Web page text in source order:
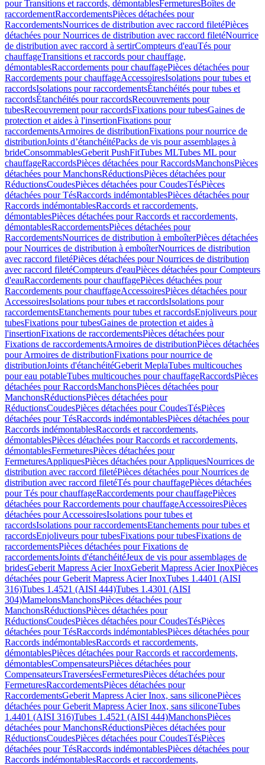
pour Transitions et raccords, démontablesFermeturesBoîtes de
raccordementRaccordementsPièces détachées pour
RaccordementsNourrices de distribution avec raccord filetéPièces
détachées pour Nourrices de distribution avec raccord filetéNourrice
de distribution avec raccord à sertirCompteurs d'eauTés pour
chauffageTransitions et raccords pour chauffage,
démontablesRaccordements pour chauffagePièces détachées pour
Raccordements pour chauffageAccessoiresIsolations pour tubes et
raccordsIsolations pour raccordementsÉtanchéités pour tubes et
raccordsÉtanchéités pour raccordsRecouvrements pour
tubesRecouvrement pour raccordsFixations pour tubesGaines de
protection et aides à l'insertionFixations pour
raccordementsArmoires de distributionFixations pour nourrice de
distributionJoints d’étanchéitéPacks de vis pour assemblages à
brideConsommablesGeberit PushFitTubes MLTubes ML pour
chauffageRaccordsPièces détachées pour RaccordsManchonsPièces
détachées pour ManchonsRéductionsPièces détachées pour
RéductionsCoudesPièces détachées pour CoudesTésPièces
détachées pour TésRaccords indémontablesPièces détachées pour
Raccords indémontablesRaccords et raccordements,
démontablesPièces détachées pour Raccords et raccordements,
démontablesRaccordementsPièces détachées pour
RaccordementsNourrices de distribution à emboîterPièces détachées
pour Nourrices de distribution à emboîterNourrices de distribution
avec raccord filetéPièces détachées pour Nourrices de distribution
avec raccord filetéCompteurs d'eauPièces détachées pour Compteurs
d'eauRaccordements pour chauffagePièces détachées pour
Raccordements pour chauffageAccessoiresPièces détachées pour
AccessoiresIsolations pour tubes et raccordsIsolations pour
raccordementsEtanchements pour tubes et raccordsEnjoliveurs pour
tubesFixations pour tubesGaines de protection et aides à
l'insertionFixations de raccordementsPièces détachées pour
Fixations de raccordementsArmoires de distributionPièces détachées
pour Armoires de distributionFixations pour nourrice de
distributionJoints d'étanchéitéGeberit MeplaTubes multicouches
pour eau potableTubes multicouches pour chauffageRaccordsPièces
détachées pour RaccordsManchonsPièces détachées pour
ManchonsRéductionsPièces détachées pour
RéductionsCoudesPièces détachées pour CoudesTésPièces
détachées pour TésRaccords indémontablesPièces détachées pour
Raccords indémontablesRaccords et raccordements,
démontablesPièces détachées pour Raccords et raccordements,
démontablesFermeturesPièces détachées pour
FermeturesAppliquesPièces détachées pour AppliquesNourrices de
distribution avec raccord filetéPièces détachées pour Nourrices de
distribution avec raccord filetéTés pour chauffagePièces détachées
pour Tés pour chauffageRaccordements pour chauffagePièces
détachées pour Raccordements pour chauffageAccessoiresPièces
détachées pour AccessoiresIsolations pour tubes et
raccordsIsolations pour raccordementsEtanchements pour tubes et
raccordsEnjoliveurs pour tubesFixations pour tubesFixations de
raccordementsPièces détachées pour Fixations de
raccordementsJoints d'étanchéitéJeux de vis pour assemblages de
bridesGeberit Mapress Acier InoxGeberit Mapress Acier InoxPièces
détachées pour Geberit Mapress Acier InoxTubes 1.4401 (AISI
316)Tubes 1.4521 (AISI 444)Tubes 1.4301 (AISI
304)MamelonsManchonsPièces détachées pour
ManchonsRéductionsPièces détachées pour
RéductionsCoudesPièces détachées pour CoudesTésPièces
détachées pour TésRaccords indémontablesPièces détachées pour
Raccords indémontablesRaccords et raccordements,
démontablesPièces détachées pour Raccords et raccordements,
démontablesCompensateursPièces détachées pour
CompensateursTraverséesFermeturesPièces détachées pour
FermeturesRaccordementsPièces détachées pour
RaccordementsGeberit Mapress Acier Inox, sans siliconePièces
détachées pour Geberit Mapress Acier Inox, sans siliconeTubes
1.4401 (AISI 316)Tubes 1.4521 (AISI 444)ManchonsPièces
détachées pour ManchonsRéductionsPièces détachées pour
RéductionsCoudesPièces détachées pour CoudesTésPièces
détachées pour TésRaccords indémontablesPièces détachées pour
Raccords indémontablesRaccords et raccordements,